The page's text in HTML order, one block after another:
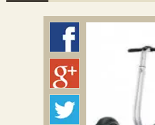
Colmeia Exchange